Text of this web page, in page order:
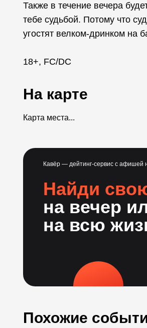
Также в течение вечера
тебе судьбой. Потому что
угостят велком-дринком на
18+, FC/DC
На карте
Карта места...
Кавёр — дейтинг-сервис с афишей
Найди
на вечер
на всю
Похожие